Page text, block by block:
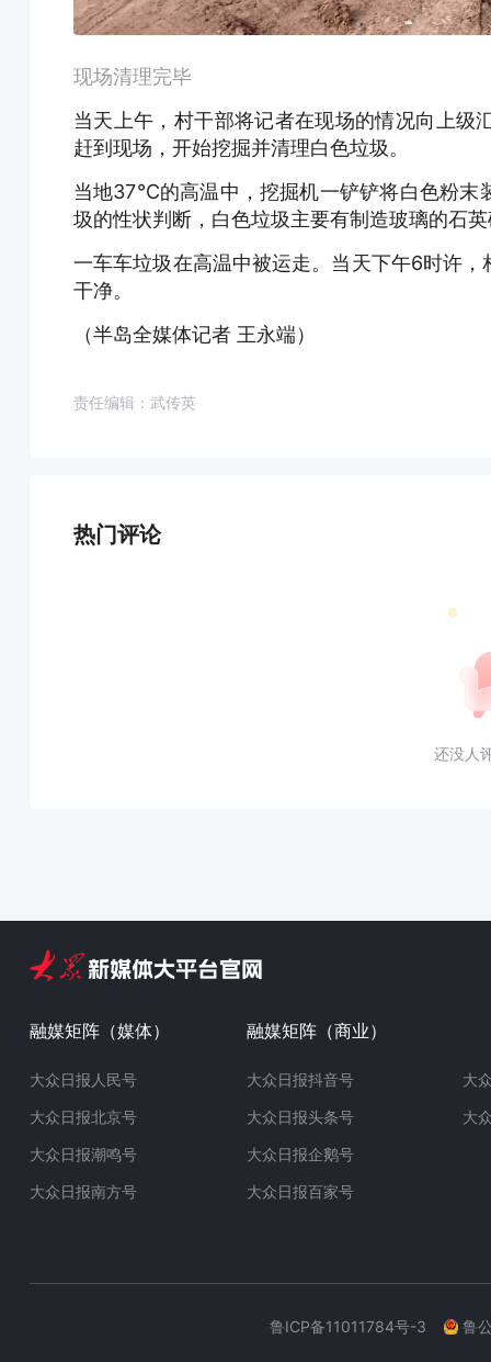
现场清理完毕
当天上午，村干部将记者在现场的情况向上级
赶到现场，开始挖掘并清理白色垃圾。
当地37℃的高温中，挖掘机一铲铲将白色粉末
圾的性状判断，白色垃圾主要有制造玻璃的石
一车车垃圾在高温中被运走。当天下午6时许
干净。
（半岛全媒体记者 王永端）
责任编辑：武传英
热门评论
还没人
融媒矩阵（媒体）
大众日报人民号
大众日报北京号
大众日报潮鸣号
大众日报南方号
融媒矩阵（商业）
大众日报抖音号
大众日报头条号
大众日报企鹅号
大众日报百家号
大
大
鲁ICP备11011784号-3 鲁